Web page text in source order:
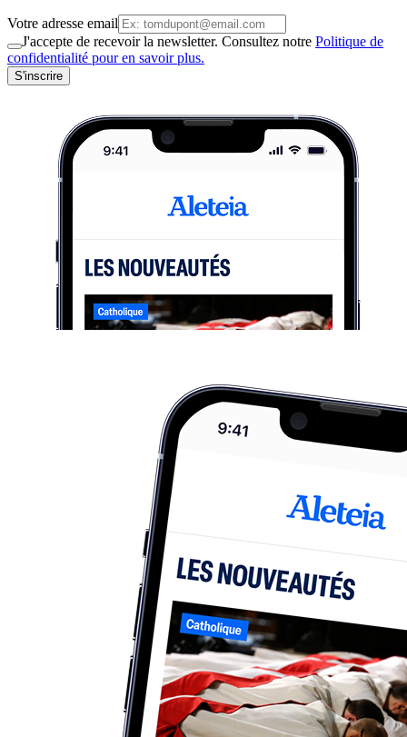
Votre adresse email
J'accepte de recevoir la newsletter. Consultez notre Politique de
confidentialité pour en savoir plus.
S'inscrire